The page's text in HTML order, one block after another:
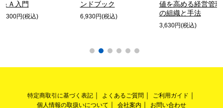
＆Ａ入門
3,300円(税込)
ンドブック
6,930円(税込)
値を高める経営管理
の組織と手法
3,630円(税込)
特定商取引に基づく表記 よくあるご質問
ご利用ガイド
個人情報の取扱いについて
会社案内 お問い合わせ